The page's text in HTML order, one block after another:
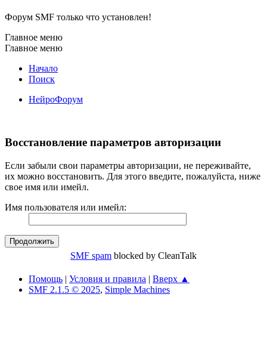
Форум SMF только что установлен!
Главное меню
Главное меню
Начало
Поиск
НейроФорум
Восстановление параметров авторизации
Если забыли свои параметры авторизации, не переживайте,
их можно восстановить. Для этого введите, пожалуйста, ниже
свое имя или имейл.
Имя пользователя или имейл:
SMF spam blocked by CleanTalk
Помощь | Условия и правила | Вверх ▲
SMF 2.1.5 © 2025, Simple Machines